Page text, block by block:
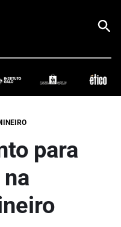
para